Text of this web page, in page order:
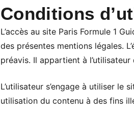
Conditions
L’accès au site Paris Formule 1
des présentes mentions légales.
préavis. Il appartient à
L’utilisateur s’engage à utiliser
utilisation du contenu à des fins